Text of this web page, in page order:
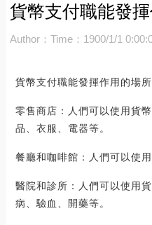
貨幣支付職能發揮
Author： Time：1900/1/1
貨幣支付職能發揮作用的場
零售商店：人們可以使用貨
品、衣服、電器等。
餐廳和咖啡館：人們可以使
醫院和診所：人們可以使用
病、驗血、開藥等。